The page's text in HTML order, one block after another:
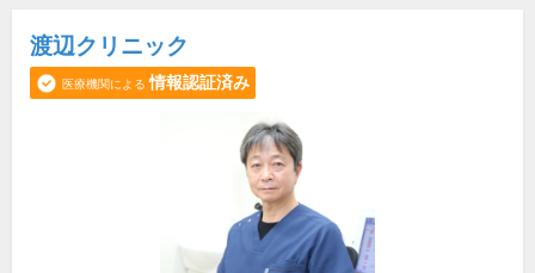
渡辺クリニック
医療機関による 情報認証済み